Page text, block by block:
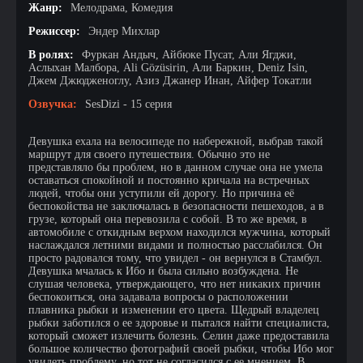
Жанр:
Мелодрама, Комедия
Режиссер:
Эндер Михлар
В ролях:
Фуркан Андыч, Айбюке Пусат, Али Ягджи,
Аслыхан Малбора, Ali Gözüsirin, Али Баркин, Deniz Isin,
Джем Джюдженоглу, Азиз Джанер Инан, Айфер Токатли
Озвучка:
SesDizi - 15 серия
Девушка ехала на велосипеде по набережной, выбрав такой
маршрут для своего путешествия. Обычно это не
представляло бы проблем, но в данном случае она не умела
оставаться спокойной и постоянно кричала на встречных
людей, чтобы они уступили ей дорогу. Но причина её
беспокойства не заключалась в безопасности пешеходов, а в
грузе, который она перевозила с собой. В то же время, в
автомобиле с откидным верхом находился мужчина, который
наслаждался летними видами и полностью расслабился. Он
просто радовался тому, что увидел - он вернулся в Стамбул.
Девушка мчалась к Ибо и была сильно возбуждена. Не
слушая человека, утверждающего, что нет никаких причин
беспокоиться, она задавала вопросы о расположении
плавника рыбки и изменении его цвета. Щедрый владелец
рыбки заботился о ее здоровье и пытался найти специалиста,
который сможет излечить болезнь. Селин даже предоставила
большое количество фотографий своей рыбки, чтобы Ибо мог